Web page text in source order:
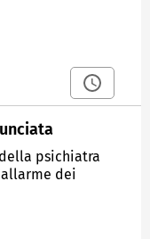
psichiatra
dei